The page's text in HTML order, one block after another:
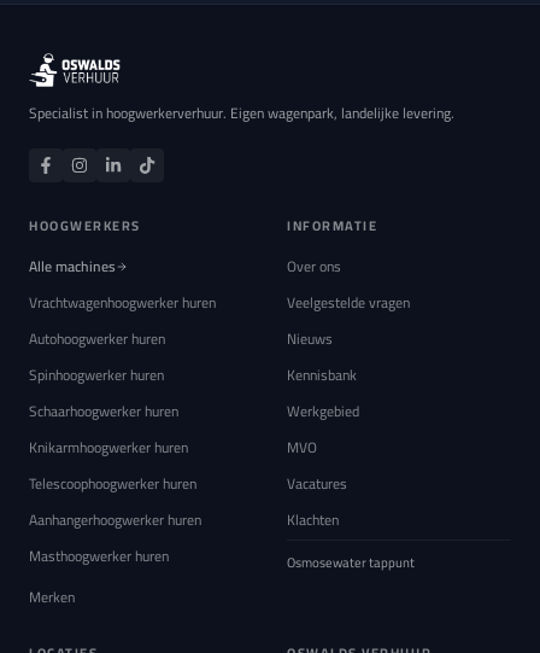
Specialist in hoogwerkerverhuur. Eigen wagenpark, landelijke levering.
HOOGWERKERS
Alle machines
Vrachtwagenhoogwerker huren
Autohoogwerker huren
Spinhoogwerker huren
Schaarhoogwerker huren
Knikarmhoogwerker huren
Telescoophoogwerker huren
Aanhangerhoogwerker huren
Masthoogwerker huren
Merken
INFORMATIE
Over ons
Veelgestelde vragen
Nieuws
Kennisbank
Werkgebied
MVO
Vacatures
Klachten
Osmosewater tappunt